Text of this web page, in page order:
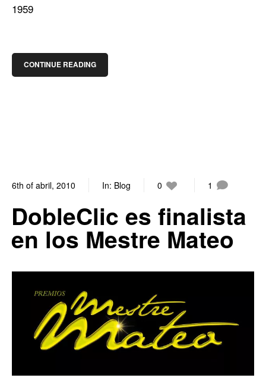
1959
CONTINUE READING
6th of abril, 2010 In: Blog 0 1
DobleClic es finalista
en los Mestre Mateo